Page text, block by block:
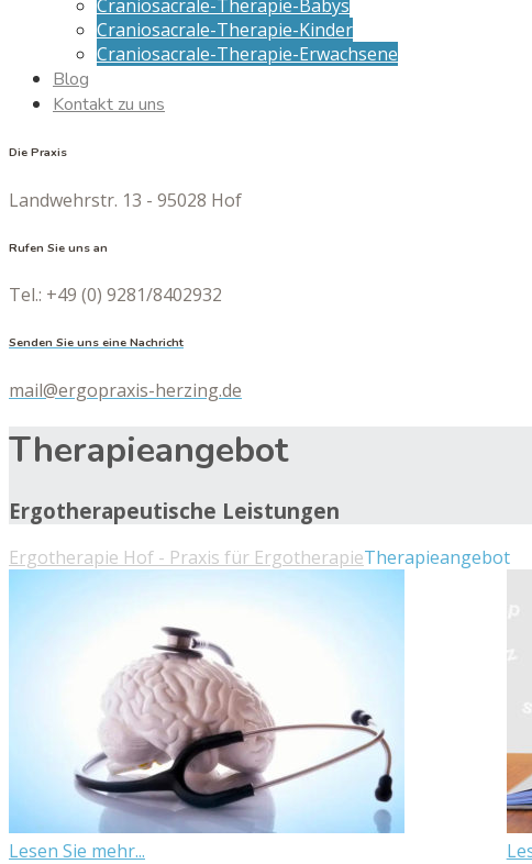
Craniosacrale-Therapie-Babys
Craniosacrale-Therapie-Kinder
Craniosacrale-Therapie-Erwachsene
Blog
Kontakt zu uns
Die Praxis
Landwehrstr. 13 - 95028 Hof
Rufen Sie uns an
Tel.: +49 (0) 9281/8402932
Senden Sie uns eine Nachricht
mail@ergopraxis-herzing.de
Therapieangebot
Ergotherapeutische Leistungen
Ergotherapie Hof - Praxis für ErgotherapieTherapieangebot
Lesen Sie mehr...